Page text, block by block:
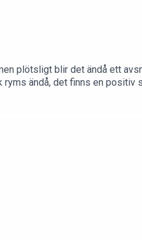
plötsligt blir det ändå ett
ryms ändå, det finns en